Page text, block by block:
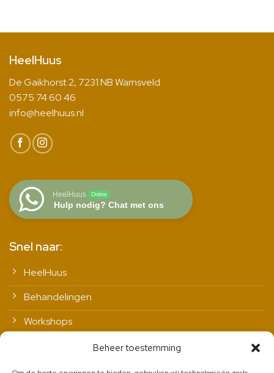
Beheer toestemming
HeelHuus
De Gaikhorst 2, 7231 NB Warnsveld
0575 74 60 46
info@heelhuus.nl
HeelHuus Online
Hulp nodig? Chat met ons
Snel naar:
HeelHuus
Behandelingen
Workshops
Contact